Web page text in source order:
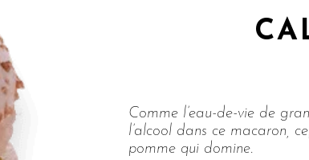
Comme l’eau-de-vie de
l’alcool dans ce macaron,
pomme qui domine.